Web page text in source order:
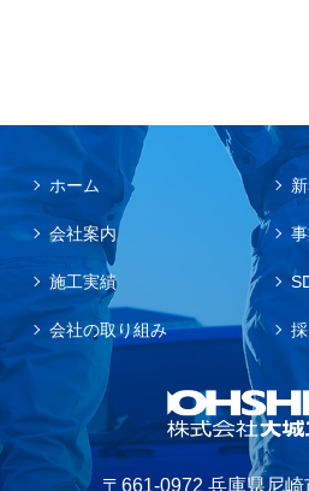
ホーム
会社案内
施工実績
会社の取り組み
〒661-0972 兵庫県尼